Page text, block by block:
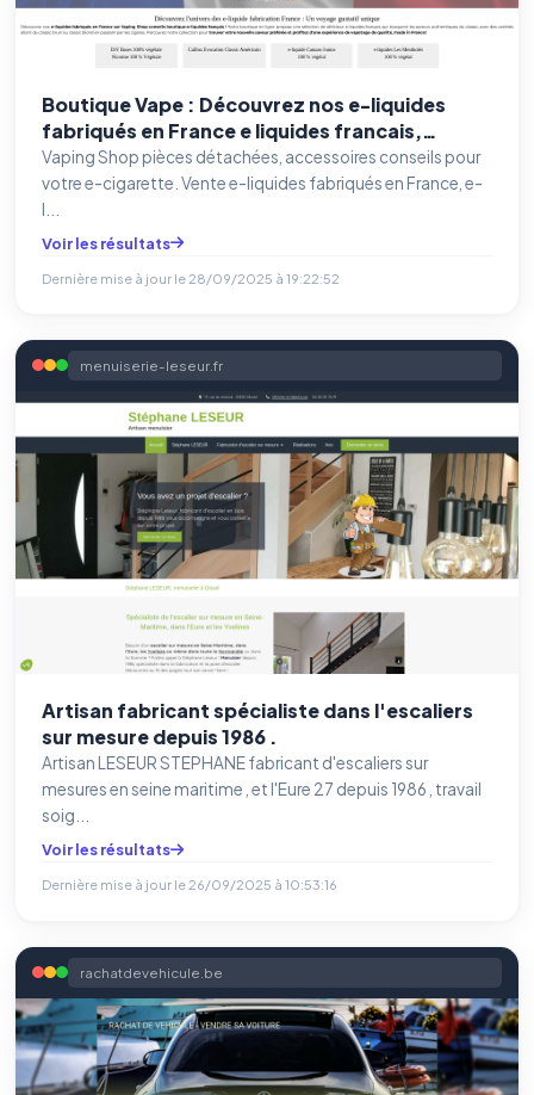
Boutique Vape : Découvrez nos e-liquides
fabriqués en France e liquides francais,
accessoires e cigarette,
Vaping Shop pièces détachées, accessoires conseils pour
votre e-cigarette. Vente e-liquides fabriqués en France, e-
l...
Voir les résultats
Dernière mise à jour le 28/09/2025 à 19:22:52
menuiserie-leseur.fr
Artisan fabricant spécialiste dans l'escaliers
sur mesure depuis 1986 .
Artisan LESEUR STEPHANE fabricant d'escaliers sur
mesures en seine maritime , et l'Eure 27 depuis 1986 , travail
soig...
Voir les résultats
Dernière mise à jour le 26/09/2025 à 10:53:16
rachatdevehicule.be
⚙️